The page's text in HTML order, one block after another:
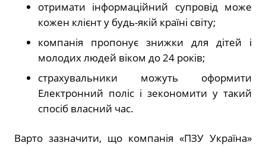
отримати інформаційний супровід може
кожен клієнт у будь-якій країні світу;
компанія пропонує знижки для дітей і
молодих людей віком до 24 років;
страхувальники можуть оформити
Електронний поліс і зекономити у такий
спосіб власний час.
Варто зазначити, що компанія «ПЗУ Україна»